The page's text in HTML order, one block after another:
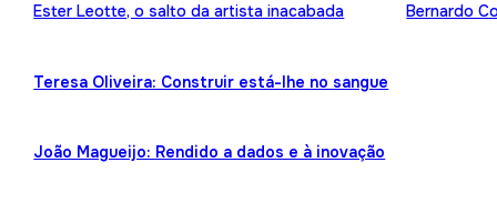
Ester Leotte, o salto da artista inacabada
Bernardo
Teresa Oliveira: Construir está-lhe no sangue
João Magueijo: Rendido a dados e à inovação